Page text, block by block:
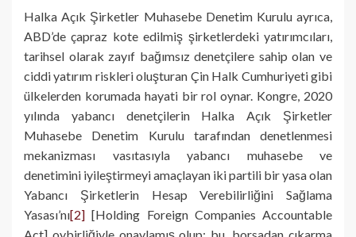
Halka Açık Şirketler Muhasebe Denetim Kurulu ayrıca,
ABD’de çapraz kote edilmiş şirketlerdeki yatırımcıları,
tarihsel olarak zayıf bağımsız denetçilere sahip olan ve
ciddi yatırım riskleri oluşturan Çin Halk Cumhuriyeti gibi
ülkelerden korumada hayati bir rol oynar. Kongre, 2020
yılında yabancı denetçilerin Halka Açık Şirketler
Muhasebe Denetim Kurulu tarafından denetlenmesi
mekanizması vasıtasıyla yabancı muhasebe ve
denetimini iyileştirmeyi amaçlayan iki partili bir yasa olan
Yabancı Şirketlerin Hesap Verebilirliğini Sağlama
Yasası’nı[2] [Holding Foreign Companies Accountable
Act] oybirliğiyle onaylamış olup; bu, borsadan çıkarma